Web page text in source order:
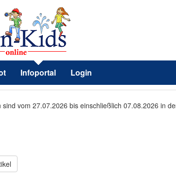
Infoportal Login
vom 27.07.2026 bis einschließlich 07.08.2026 in